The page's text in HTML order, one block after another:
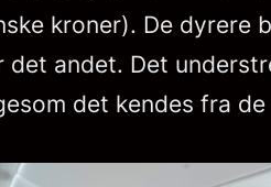
kroner). De dyrere
andet. Det
det kendes fra